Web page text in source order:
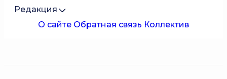
Редакция
О сайте Обратная связь Коллектив